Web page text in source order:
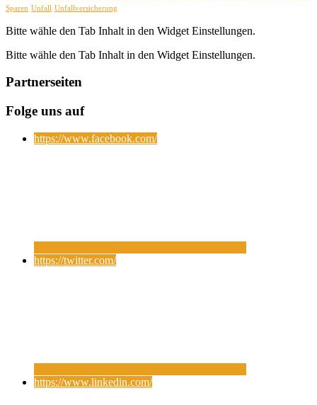
Sparen Unfall Unfallversicherung
Bitte wähle den Tab Inhalt in den Widget Einstellungen.
Bitte wähle den Tab Inhalt in den Widget Einstellungen.
Partnerseiten
Folge uns auf
https://www.facebook.com/
https://twitter.com/
https://www.linkedin.com/